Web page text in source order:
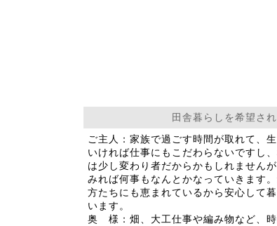
田舎暮らしを希望さ
ご主人：家族で過ごす時間が取れて、
いければ仕事にもこだわらないですし
は少し変わり者だからかもしれません
みれば何事もなんとかなっていきます
方たちにも恵まれているから安心して
います。
奥 様：畑、大工仕事や編み物など、